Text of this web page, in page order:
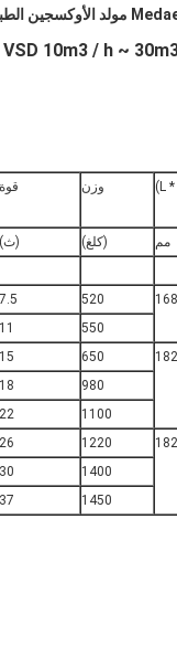
وزن قوة
مم (كلغ)
(ث)
520
7.5
550
11
650
15
980
18
1100
22
1220
26
1400
30
1450
37